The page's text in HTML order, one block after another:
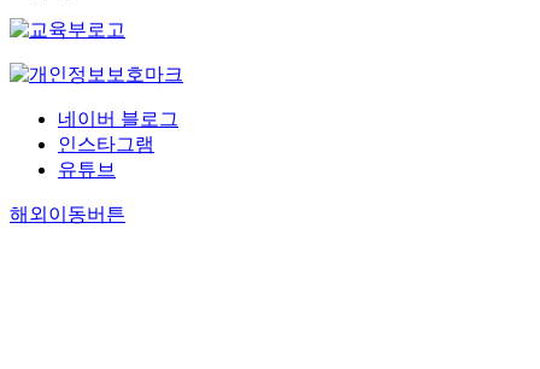
네이버 블로그
인스타그램
유튜브
해외이동버튼